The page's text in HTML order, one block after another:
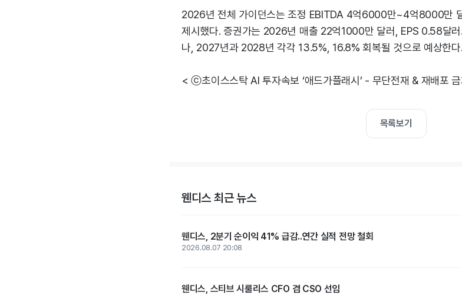
2026년 전체 가이던스는 조정 EBITDA 4억6000만~4억8000만
제시했다. 증권가는 2026년 매출 22억1000만 달러, EPS 0.58달
나, 2027년과 2028년 각각 13.5%, 16.8% 회복될 것으로 예상한다.
< ⓒ초이스스탁 AI 투자속보 ‘애드가플래시’ - 무단전재 & 재배포
목록보기
웬디스 최근 뉴스
웬디스, 2분기 순이익 41% 급감..연간 실적 전망 철회
2026.08.07 20:08
웬디스, 스티브 시룰리스 CFO 겸 CSO 선임